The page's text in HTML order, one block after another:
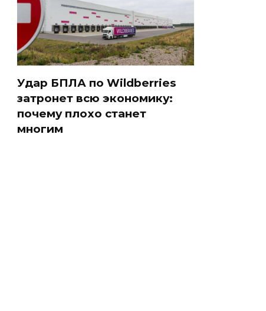
Удар БПЛА по Wildberries
затронет всю экономику:
почему плохо станет
многим